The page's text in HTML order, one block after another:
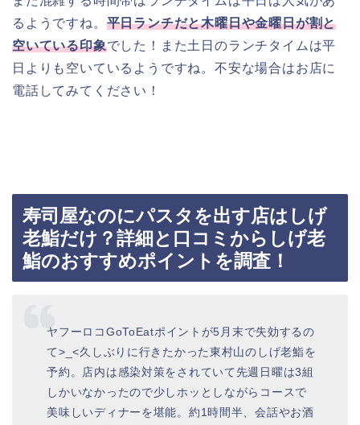
るようですね。 平日ランチだと木曜日や金曜日が割と
空いている印象でした！また土日のランチタイムは平
日よりも空いているようですね。不安な場合はお店に
電話してみてください！
寿司屋なのにパスタを出す店はしげ
老鮨だけ？詳細と口コミからしげ老
鮨のおすすめポイントを調査！
ヤフーロコGoToEatポイントが5月末で失効するの
て>_<久しぶりに行きたかった東村山のしげ老鮨を
予約。店内は感染対策をされていて先週日曜は3組
しかいなかったので少しホッとしながらコースで
美味しいディナーを堪能。約1時間半、会話やお酒